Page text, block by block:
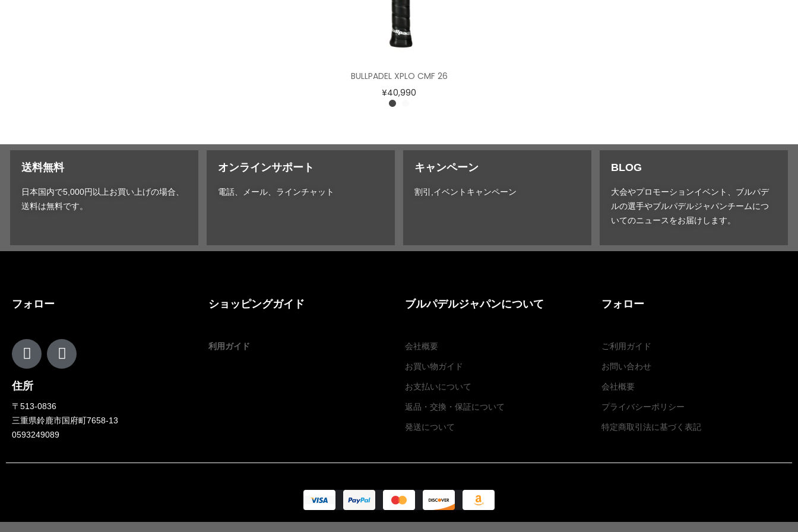
BULLPADEL XPLO CMF 26
¥40,990
送料無料
日本国内で5,000円以上お買い上げの場合、
送料は無料です。
オンラインサポート
電話、メール、ラインチャット
キャンペーン
割引,イベントキャンペーン
BLOG
大会やプロモーションイベント、ブルパデ
ルの選手やブルパデルジャパンチームにつ
いてのニュースをお届けします。
フォロー
住所
〒513-0836
三重県鈴鹿市国府町7658-13
0593249089
ショッピングガイド
利用ガイド
ブルパデルジャパンについて
会社概要
お買い物ガイド
お支払いについて
返品・交換 ・ 保証について
発送について
フォロー
ご利用ガイド
お問い合わせ
会社概要
プライバシーポリシー
特定商取引法に基づく表記